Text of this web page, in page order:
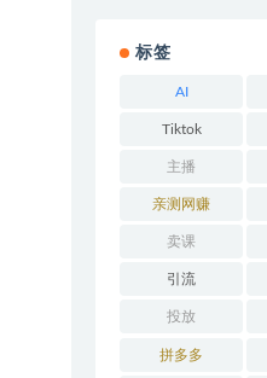
标签
AI
Tiktok
主播
亲测网赚
卖课
引流
投放
拼多多